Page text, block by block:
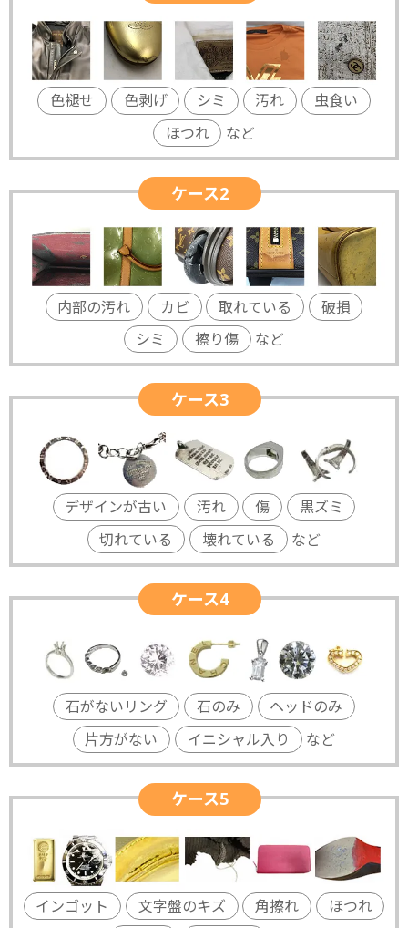
色褪せ 色剥げ シミ 汚れ
虫食い
ほつれ
など
ケース2
内部の汚れ カビ 取れている
破損
シミ
擦り傷 など
ケース3
デザインが古い 汚れ 傷
黒ズミ
切れている
壊れている など
ケース4
石がないリング 石のみ
ヘッドのみ
片方がない
イニシャル入り など
ケース5
インゴット 文字盤のキズ 角擦れ
ほつれ